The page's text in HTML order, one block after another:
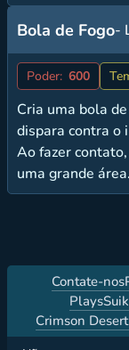
Bola de Fogo-
Poder: 600
Cria uma bola
dispara contra o
Ao fazer
uma grande área.
Contate-nos
Crimson